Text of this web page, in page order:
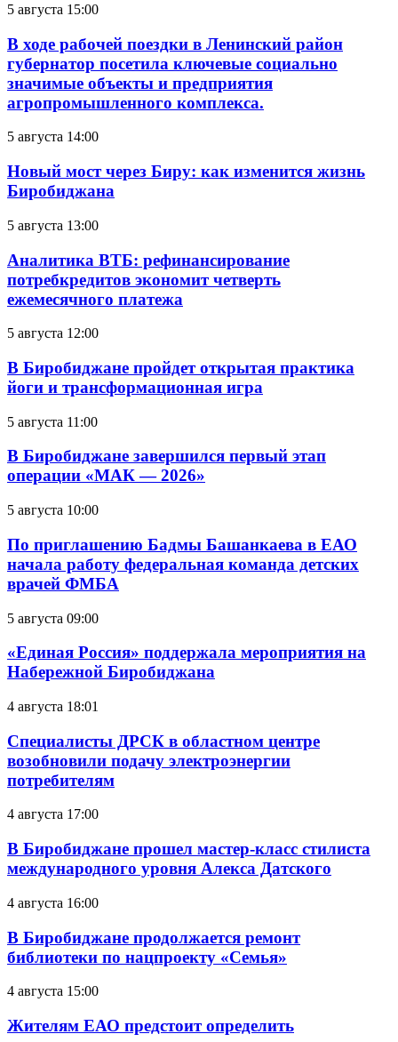
5 августа 15:00
В ходе рабочей поездки в Ленинский район
губернатор посетила ключевые социально
значимые объекты и предприятия
агропромышленного комплекса.
5 августа 14:00
Новый мост через Биру: как изменится жизнь
Биробиджана
5 августа 13:00
Аналитика ВТБ: рефинансирование
потребкредитов экономит четверть
ежемесячного платежа
5 августа 12:00
В Биробиджане пройдет открытая практика
йоги и трансформационная игра
5 августа 11:00
В Биробиджане завершился первый этап
операции «МАК — 2026»
5 августа 10:00
По приглашению Бадмы Башанкаева в ЕАО
начала работу федеральная команда детских
врачей ФМБА
5 августа 09:00
«Единая Россия» поддержала мероприятия на
Набережной Биробиджана
4 августа 18:01
Специалисты ДРСК в областном центре
возобновили подачу электроэнергии
потребителям
4 августа 17:00
В Биробиджане прошел мастер-класс стилиста
международного уровня Алекса Датского
4 августа 16:00
В Биробиджане продолжается ремонт
библиотеки по нацпроекту «Семья»
4 августа 15:00
Жителям ЕАО предстоит определить